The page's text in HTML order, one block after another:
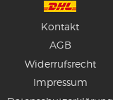
Kontakt
AGB
Widerrufsrecht
Impressum